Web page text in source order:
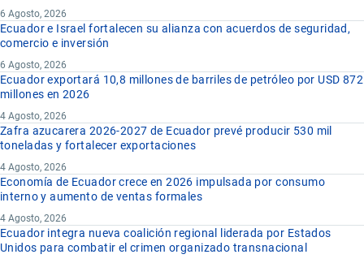
6 Agosto, 2026
Ecuador e Israel fortalecen su alianza con acuerdos de seguridad,
comercio e inversión
6 Agosto, 2026
Ecuador exportará 10,8 millones de barriles de petróleo por USD 872
millones en 2026
4 Agosto, 2026
Zafra azucarera 2026-2027 de Ecuador prevé producir 530 mil
toneladas y fortalecer exportaciones
4 Agosto, 2026
Economía de Ecuador crece en 2026 impulsada por consumo
interno y aumento de ventas formales
4 Agosto, 2026
Ecuador integra nueva coalición regional liderada por Estados
Unidos para combatir el crimen organizado transnacional